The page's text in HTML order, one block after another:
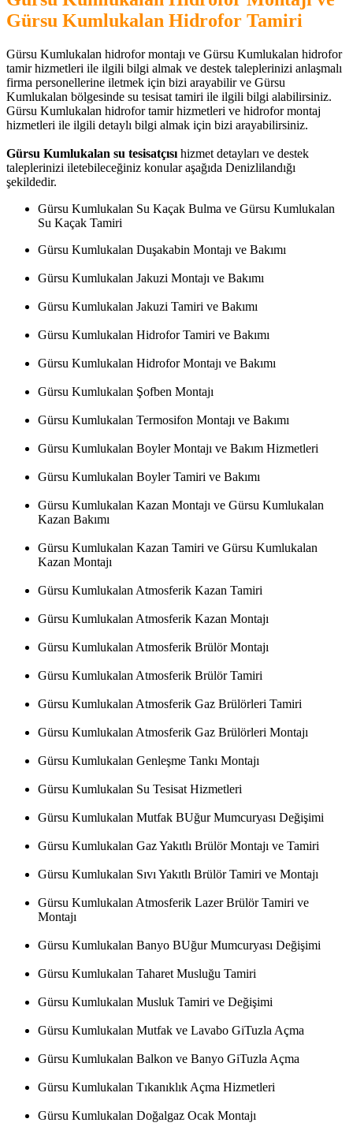
Gürsu Kumlukalan Hidrofor Tamiri
Gürsu Kumlukalan hidrofor montajı ve Gürsu Kumlukalan hidrofor
tamir hizmetleri ile ilgili bilgi almak ve destek taleplerinizi anlaşmalı
firma personellerine iletmek için bizi arayabilir ve Gürsu
Kumlukalan bölgesinde su tesisat tamiri ile ilgili bilgi alabilirsiniz.
Gürsu Kumlukalan hidrofor tamir hizmetleri ve hidrofor montaj
hizmetleri ile ilgili detaylı bilgi almak için bizi arayabilirsiniz.
Gürsu Kumlukalan su tesisatçısı hizmet detayları ve destek
taleplerinizi iletebileceğiniz konular aşağıda Denizlilandığı
şekildedir.
Gürsu Kumlukalan Su Kaçak Bulma ve Gürsu Kumlukalan
Su Kaçak Tamiri
Gürsu Kumlukalan Duşakabin Montajı ve Bakımı
Gürsu Kumlukalan Jakuzi Montajı ve Bakımı
Gürsu Kumlukalan Jakuzi Tamiri ve Bakımı
Gürsu Kumlukalan Hidrofor Tamiri ve Bakımı
Gürsu Kumlukalan Hidrofor Montajı ve Bakımı
Gürsu Kumlukalan Şofben Montajı
Gürsu Kumlukalan Termosifon Montajı ve Bakımı
Gürsu Kumlukalan Boyler Montajı ve Bakım Hizmetleri
Gürsu Kumlukalan Boyler Tamiri ve Bakımı
Gürsu Kumlukalan Kazan Montajı ve Gürsu Kumlukalan
Kazan Bakımı
Gürsu Kumlukalan Kazan Tamiri ve Gürsu Kumlukalan
Kazan Montajı
Gürsu Kumlukalan Atmosferik Kazan Tamiri
Gürsu Kumlukalan Atmosferik Kazan Montajı
Gürsu Kumlukalan Atmosferik Brülör Montajı
Gürsu Kumlukalan Atmosferik Brülör Tamiri
Gürsu Kumlukalan Atmosferik Gaz Brülörleri Tamiri
Gürsu Kumlukalan Atmosferik Gaz Brülörleri Montajı
Gürsu Kumlukalan Genleşme Tankı Montajı
Gürsu Kumlukalan Su Tesisat Hizmetleri
Gürsu Kumlukalan Mutfak BUğur Mumcuryası Değişimi
Gürsu Kumlukalan Gaz Yakıtlı Brülör Montajı ve Tamiri
Gürsu Kumlukalan Sıvı Yakıtlı Brülör Tamiri ve Montajı
Gürsu Kumlukalan Atmosferik Lazer Brülör Tamiri ve
Montajı
Gürsu Kumlukalan Banyo BUğur Mumcuryası Değişimi
Gürsu Kumlukalan Taharet Musluğu Tamiri
Gürsu Kumlukalan Musluk Tamiri ve Değişimi
Gürsu Kumlukalan Mutfak ve Lavabo GiTuzla Açma
Gürsu Kumlukalan Balkon ve Banyo GiTuzla Açma
Gürsu Kumlukalan Tıkanıklık Açma Hizmetleri
Gürsu Kumlukalan Doğalgaz Ocak Montajı